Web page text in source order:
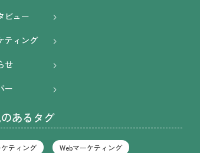
ビュー
ティング
せ
ー
あるタグ
ティング Webマーケティング